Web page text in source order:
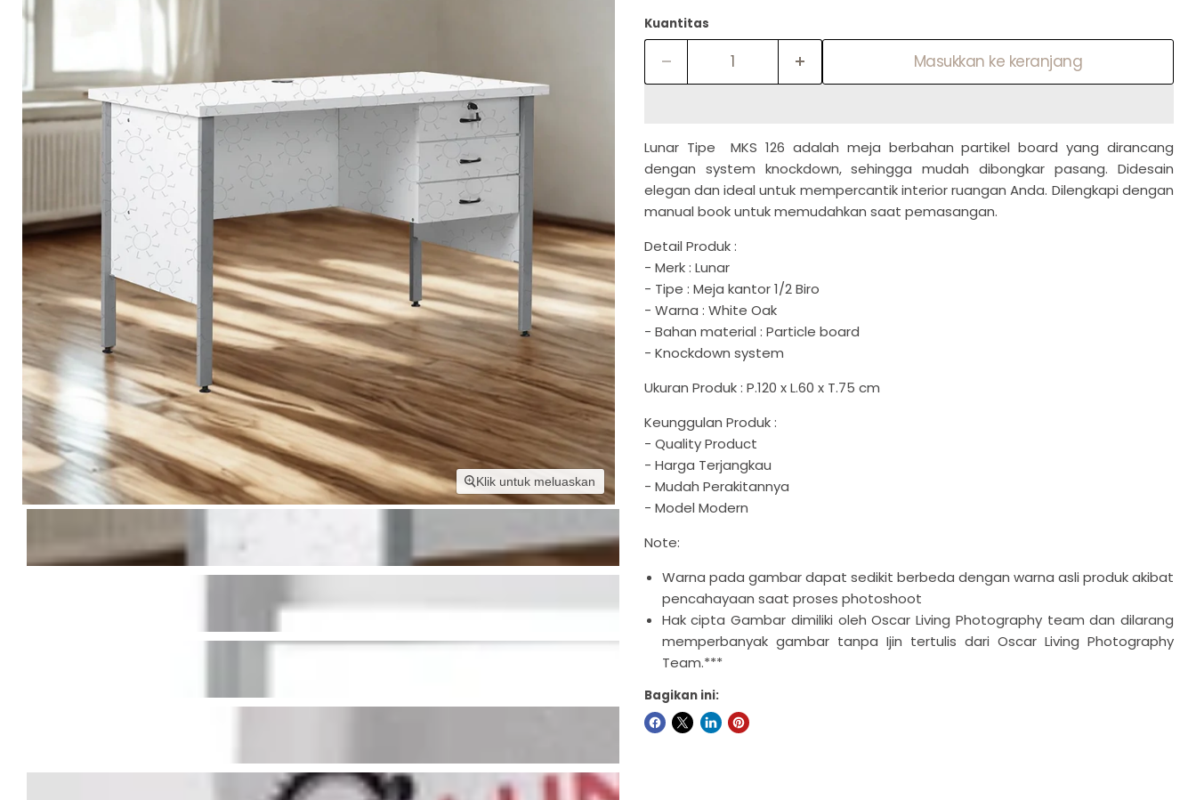
Klik untuk meluaskan
Kuantitas
Masukkan ke keranjang
Lunar Tipe MKS 126 adalah meja berbahan partikel board yang dirancang
dengan system knockdown, sehingga mudah dibongkar pasang. Didesain
elegan dan ideal untuk mempercantik interior ruangan Anda. Dilengkapi dengan
manual book untuk memudahkan saat pemasangan.
Detail Produk :
- Merk : Lunar
- Tipe : Meja kantor 1/2 Biro
- Warna : White Oak
- Bahan material : Particle board
- Knockdown system
Ukuran Produk : P.120 x L.60 x T.75 cm
Keunggulan Produk :
- Quality Product
- Harga Terjangkau
- Mudah Perakitannya
- Model Modern
Note:
Warna pada gambar dapat sedikit berbeda dengan warna asli produk akibat
pencahayaan saat proses photoshoot
Hak cipta Gambar dimiliki oleh Oscar Living Photography team dan dilarang
memperbanyak gambar tanpa Ijin tertulis dari Oscar Living Photography
Team.***
Bagikan ini: